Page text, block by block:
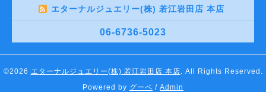
エターナルジュエリー(株) 若江岩田店 本店
06-6736-5023
©2026 エターナルジュエリー(株) 若江岩田店 本店 . All Rights Reserved.
Powered by グーペ / Admin